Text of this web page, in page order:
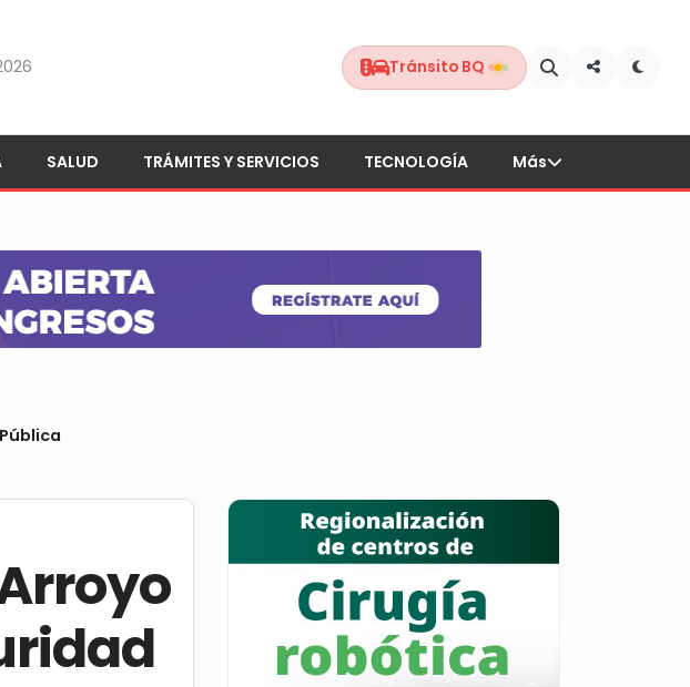
Tránsito BQ
SALUD TRÁMITES Y SERVICIOS TECNOLOGÍA Más